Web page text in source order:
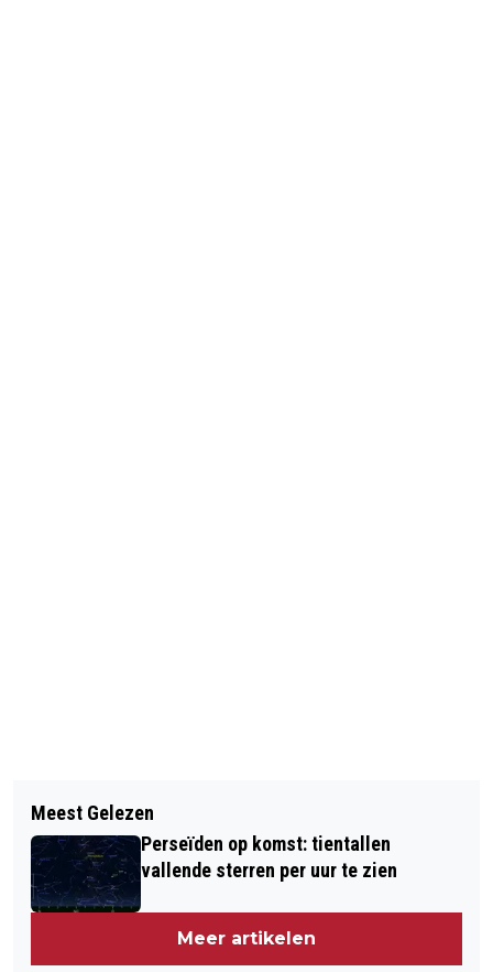
NEMO SCIENCE TOUR:
SPECTACULAIRE EXPERIMENTEN DIE
JONG ÉN OUD VERWONDEREN
DE AMSTERDAMSE SPINOZAKRING
PRESENTEERT: DE AVOND VAN DE
JONGE DENKERS
Meest Gelezen
Perseïden op komst: tientallen
vallende sterren per uur te zien
Meer artikelen